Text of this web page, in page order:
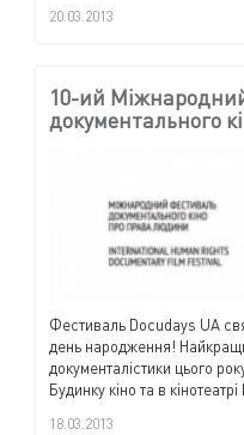
20.03.2013
10-ий
документального
Фестиваль Docudays UA
день народження!
документалістики цього
Будинку кіно та в
18.03.2013